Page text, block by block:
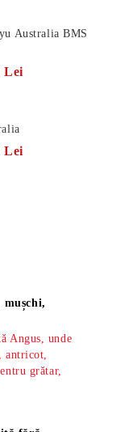
Australia BMS
Lei
Lei
Angus, unde
antricot,
grătar,